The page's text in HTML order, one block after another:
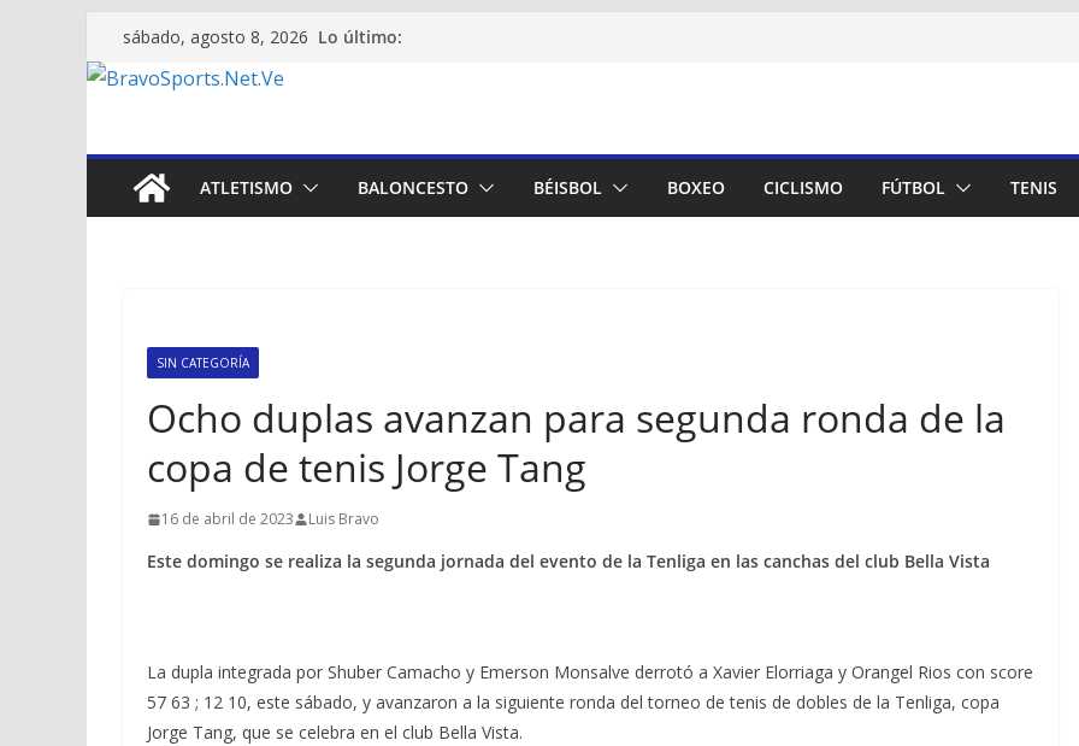
Saltar
al
contenido
sábado, agosto 8, 2026 Lo último:
ATLETISMO BALONCESTO BÉISBOL BOXEO CICLISMO FÚTBOL TENIS
SIN CATEGORÍA
Ocho duplas avanzan para segunda ronda de la
copa de tenis Jorge Tang
16 de abril de 2023 Luis Bravo
Este domingo se realiza la segunda jornada del evento de la Tenliga en las canchas del club Bella Vista
La dupla integrada por Shuber Camacho y Emerson Monsalve derrotó a Xavier Elorriaga y Orangel Rios con score
57 63 ; 12 10, este sábado, y avanzaron a la siguiente ronda del torneo de tenis de dobles de la Tenliga, copa
Jorge Tang, que se celebra en el club Bella Vista.